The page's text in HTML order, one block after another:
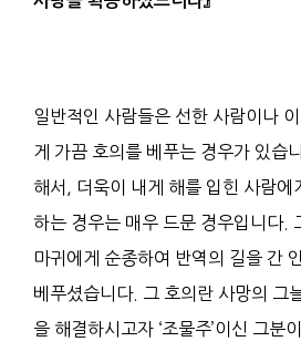
일반적인 사람들은 선한 사람이나
게 가끔 호의를 베푸는 경우가 있습
해서, 더욱이 내게 해를 입힌 사람에
하는 경우는 매우 드문 경우입니다.
마귀에게 순종하여 반역의 길을 간
베푸셨습니다. 그 호의란 사망의 그
을 해결하시고자 ‘조물주’이신 그분